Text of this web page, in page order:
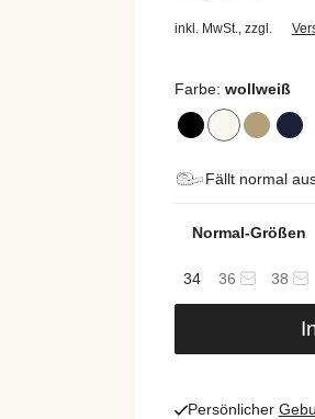
inkl. MwSt., zzgl.
Farbe: wollweiß
Fällt normal
Normal-Größen
34 36 38
Persönlicher